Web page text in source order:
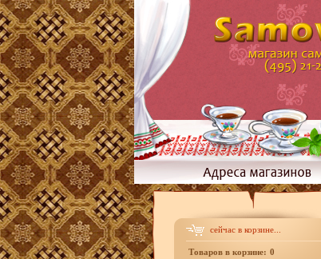
сейчас в корзине...
Товаров в корзине: 0